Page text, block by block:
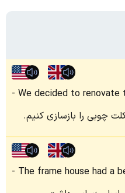
We decided to renovate
چوبی را بازسازی کنیم.
The frame house had a